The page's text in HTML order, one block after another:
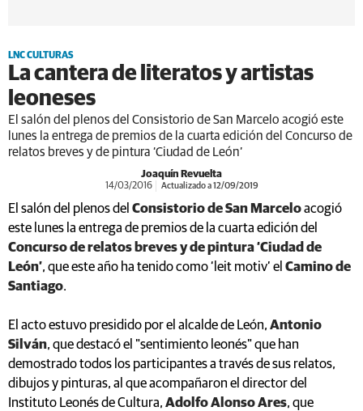
LNC CULTURAS
La cantera de literatos y artistas
leoneses
El salón del plenos del Consistorio de San Marcelo acogió este
lunes la entrega de premios de la cuarta edición del Concurso de
relatos breves y de pintura ‘Ciudad de León’
Joaquín Revuelta
14/03/2016 Actualizado a 12/09/2019
El salón del plenos del Consistorio de San Marceloacogió
este lunes la entrega de premios de la cuarta edición del
Concurso de relatos breves y de pintura ‘Ciudad de
León’, que este año ha tenido como ‘leit motiv’ el Camino de
Santiago.
El acto estuvo presidido por el alcalde de León, Antonio
Silván, que destacó el "sentimiento leonés" que han
demostrado todos los participantes a través de sus relatos,
dibujos y pinturas, al que acompañaron el director del
Instituto Leonés de Cultura, Adolfo Alonso Ares, que